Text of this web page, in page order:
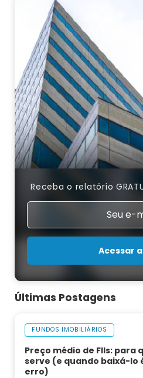
Receba o relatório
Acessar
Últimas Postagens
FUNDOS IMOBILIÁRIOS
Preço médio de FIIs: para
serve (e quando baixá-lo
erro)